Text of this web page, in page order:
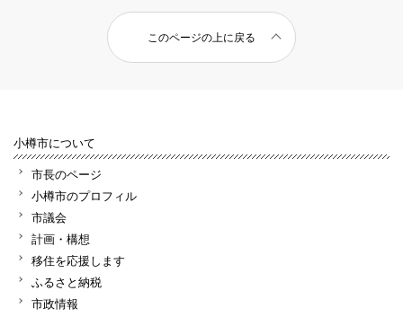
このページの上に戻る
小樽市について
市長のページ
小樽市のプロフィル
市議会
計画・構想
移住を応援します
ふるさと納税
市政情報